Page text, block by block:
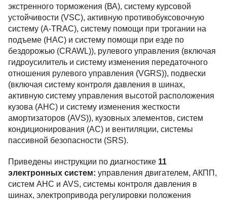
экстренного торможения (ВА), систему курсовой
устойчивости (VSC), активную противобуксовочную
систему (А-TRАC), систему помощи при трогании на
подъеме (HAC) и систему помощи при езде по
бездорожью (CRAWL)), рулевого управления (включая
гидроусилитель и систему изменения передаточного
отношения рулевого управления (VGRS)), подвески
(включая систему контроля давления в шинах,
активную систему управления высотой расположения
кузова (AHC) и систему изменения жесткости
амортизаторов (AVS)), кузовных элементов, систем
кондиционирования (АС) и вентиляции, системы
пассивной безопасности (SRS).
Приведены инструкции по диагностике 11
электронных систем: управления двигателем, АКПП,
систем AHC и AVS, системы контроля давления в
шинах, электропривода регулировки положения